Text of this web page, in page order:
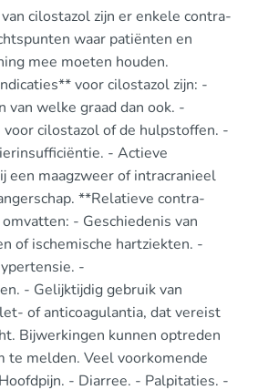
cilostazol zijn er enkele contra-
waar patiënten en
mee moeten houden.
voor cilostazol zijn: -
van welke graad dan ook. -
cilostazol of de hulpstoffen. -
- Actieve
een maagzweer of intracranieel
**Relatieve contra-
- Geschiedenis van
of ischemische hartziekten. -
-
- Gelijktijdig gebruik van
of anticoagulantia, dat vereist
Bijwerkingen kunnen optreden
te melden. Veel voorkomende
- Diarree. - Palpitaties. -